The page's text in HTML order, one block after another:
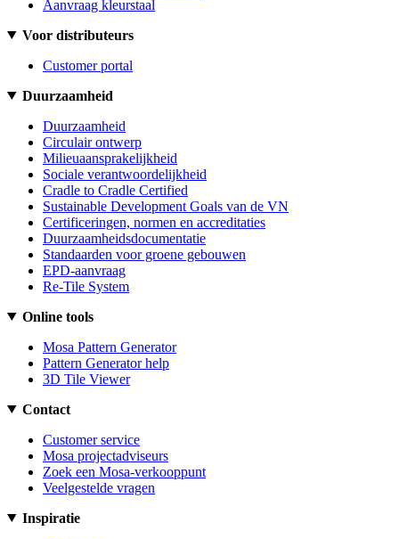
Aanvraag kleurstaal
Voor distributeurs
Customer portal
Duurzaamheid
Duurzaamheid
Circulair ontwerp
Milieuaansprakelijkheid
Sociale verantwoordelijkheid
Cradle to Cradle Certified
Sustainable Development Goals van de VN
Certificeringen, normen en accreditaties
Duurzaamheidsdocumentatie
Standaarden voor groene gebouwen
EPD-aanvraag
Re-Tile System
Online tools
Mosa Pattern Generator
Pattern Generator help
3D Tile Viewer
Contact
Customer service
Mosa projectadviseurs
Zoek een Mosa-verkooppunt
Veelgestelde vragen
Inspiratie